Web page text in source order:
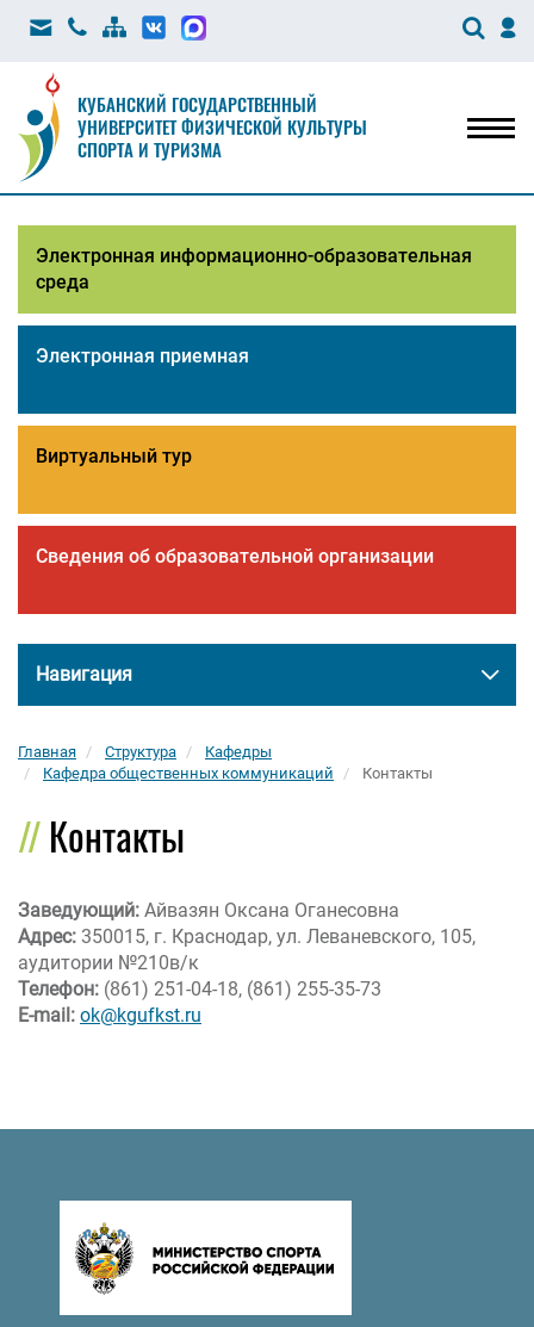
КУБАНСКИЙ ГОСУДАРСТВЕННЫЙ
УНИВЕРСИТЕТ ФИЗИЧЕСКОЙ КУЛЬТУРЫ
СПОРТА И ТУРИЗМА
Электронная информационно-образовательная
среда
Электронная приемная
Виртуальный тур
Сведения об образовательной организации
Навигация
Главная Структура
Кафедры
Кафедра общественных коммуникаций
Контакты
Контакты
Заведующий: Айвазян Оксана Оганесовна
Адрес: 350015, г. Краснодар, ул. Леваневского, 105,
аудитории №210в/к
Телефон: (861) 251-04-18, (861) 255-35-73
E-mail: ok@kgufkst.ru